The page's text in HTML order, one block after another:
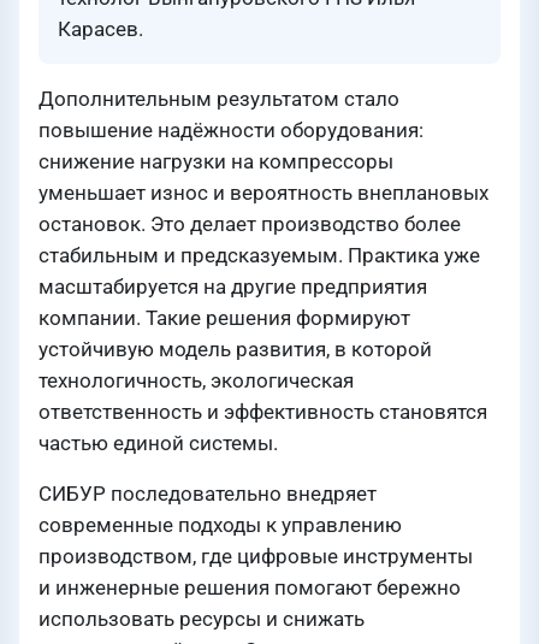
Карасев.
Дополнительным результатом стало
повышение надёжности оборудования:
снижение нагрузки на компрессоры
уменьшает износ и вероятность внеплановых
остановок. Это делает производство более
стабильным и предсказуемым. Практика уже
масштабируется на другие предприятия
компании. Такие решения формируют
устойчивую модель развития, в которой
технологичность, экологическая
ответственность и эффективность становятся
частью единой системы.
СИБУР последовательно внедряет
современные подходы к управлению
производством, где цифровые инструменты
и инженерные решения помогают бережно
использовать ресурсы и снижать